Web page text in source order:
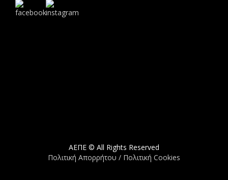
ΑΕΠΕ © All Rights Reserved
Πολιτική Απορρήτου / Πολιτική Cookies